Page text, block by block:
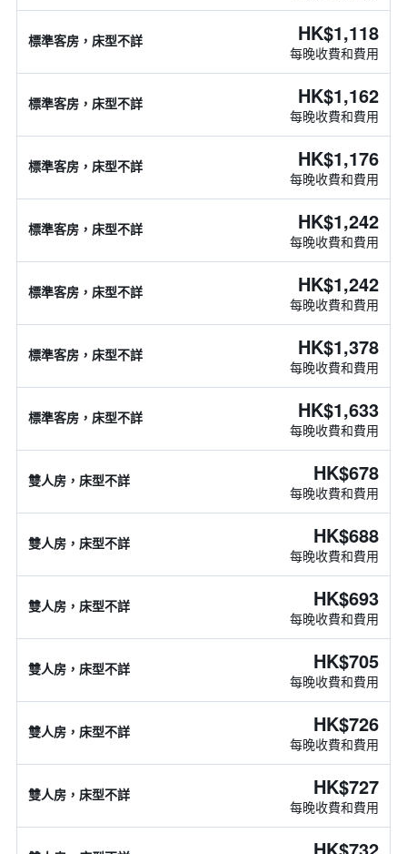
標準客房，床型不詳 HK$1,118
每晚收費和費用
標準客房，床型不詳 HK$1,162
每晚收費和費用
標準客房，床型不詳 HK$1,176
每晚收費和費用
標準客房，床型不詳 HK$1,242
每晚收費和費用
標準客房，床型不詳 HK$1,242
每晚收費和費用
標準客房，床型不詳 HK$1,378
每晚收費和費用
標準客房，床型不詳 HK$1,633
每晚收費和費用
雙人房，床型不詳 HK$678
每晚收費和費用
雙人房，床型不詳 HK$688
每晚收費和費用
雙人房，床型不詳 HK$693
每晚收費和費用
雙人房，床型不詳 HK$705
每晚收費和費用
雙人房，床型不詳 HK$726
每晚收費和費用
雙人房，床型不詳 HK$727
每晚收費和費用